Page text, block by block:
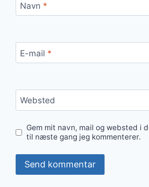
Navn *
E-mail *
Websted
Gem mit navn, mail og websted i
til næste gang jeg kommenterer.